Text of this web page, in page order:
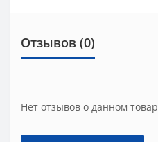
Отзывов (0)
Нет отзывов о данном